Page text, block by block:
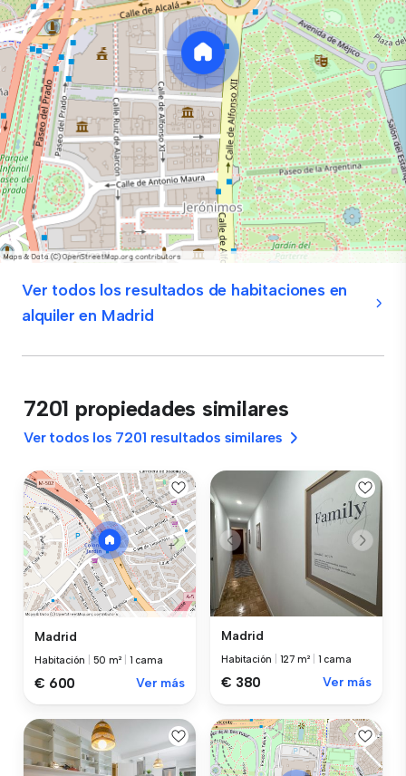
Ver todos los resultados de habitaciones en
alquiler en Madrid
7201 propiedades similares
Ver todos los 7201 resultados similares
Madrid
Habitación 50 m² 1 cama
€ 600 Ver más
Madrid
Habitación 127 m² 1 cama
€ 380 Ver más